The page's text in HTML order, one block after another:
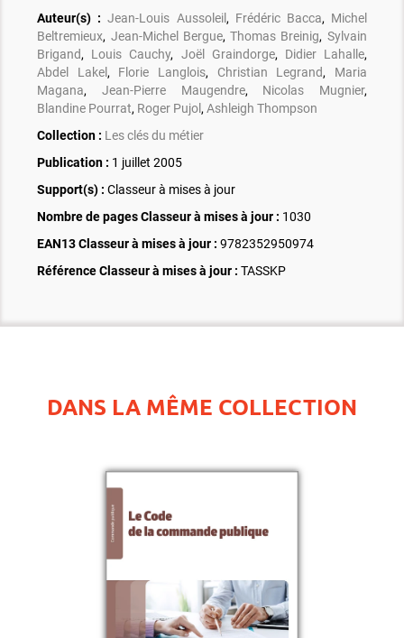
Auteur(s) : Jean-Louis Aussoleil, Frédéric Bacca, Michel
Beltremieux, Jean-Michel Bergue,Thomas Breinig, Sylvain
Brigand, Louis Cauchy, Joël Graindorge, Didier Lahalle,
Abdel Lakel, Florie Langlois, Christian Legrand, Maria
Magana, Jean-Pierre Maugendre, Nicolas Mugnier,
Blandine Pourrat, Roger Pujol,Ashleigh Thompson
Collection : Les clés du métier
Publication : 1 juillet 2005
Support(s) : Classeur à mises à jour
Nombre de pages Classeur à mises à jour : 1030
EAN13 Classeur à mises à jour : 9782352950974
Référence Classeur à mises à jour : TASSKP
DANS LA MÊME COLLECTION